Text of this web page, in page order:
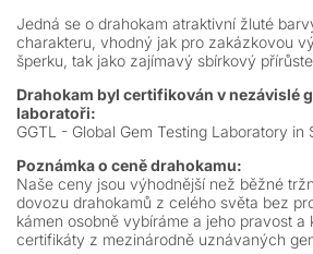
Jedná se o drahokam atraktivní žluté
charakteru, vhodný jak pro zakázkovou
šperku, tak jako zajímavý sbírkový
Drahokam byl certifikován v nezávislé
laboratoři:
GGTL - Global Gem Testing Laboratory in
Poznámka o ceně drahokamu:
Naše ceny jsou výhodnější než běžné
dovozu drahokamů z celého světa bez
kámen osobně vybíráme a jeho pravost a
certifikáty z mezinárodně uznávaných